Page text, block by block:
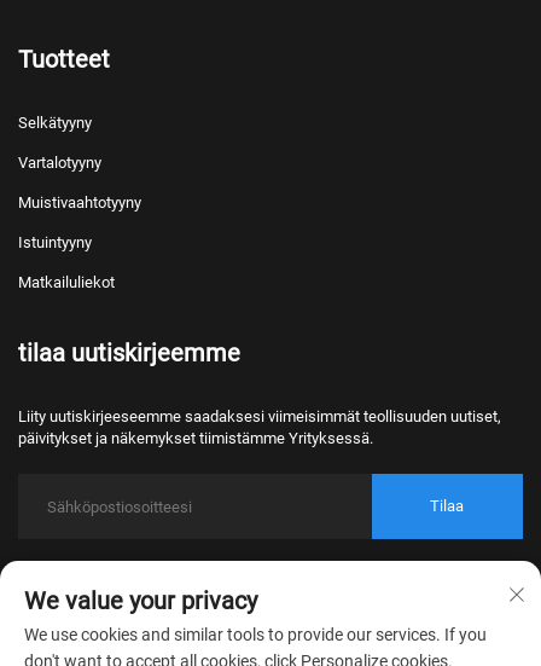
Tuotteet
Selkätyyny
Vartalotyyny
Muistivaahtotyyny
Istuintyyny
Matkailuliekot
tilaa uutiskirjeemme
Liity uutiskirjeeseemme saadaksesi viimeisimmät teollisuuden uutiset,
päivitykset ja näkemykset tiimistämme Yrityksessä.
Tilaa
oikeudet pidätetty.
Tietosuojakäytäntö
We value your privacy
We use cookies and similar tools to provide our services. If you
don't want to accept all cookies, click Personalize cookies.